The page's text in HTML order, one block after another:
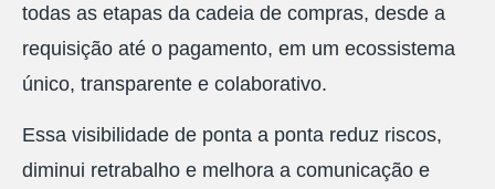
todas as etapas da cadeia de compras, desde a
requisição até o pagamento, em um ecossistema
único, transparente e colaborativo.
Essa visibilidade de ponta a ponta reduz riscos,
diminui retrabalho e melhora a comunicação e